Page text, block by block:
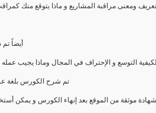
ومعنى مراقبة المشاريع و ماذا يتوقع منك
أيضاً
لكيفية التوسع و الإحتراف في المجال وماذا يجيب
تم شرح الكورس بلغة
موثقة من الموقع بعد إنهاء الكورس و يمكن